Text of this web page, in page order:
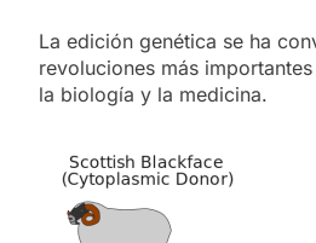
La edi­ción ge­né­ti­ca se ha
re­vo­lu­cio­nes más
la bio­lo­gía y la me­di­ci­na.